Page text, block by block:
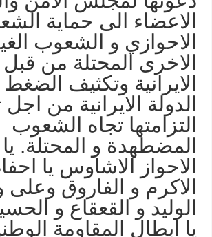
الى حماية
و الشعوب
المحتلة من قبل
وتكثيف الضغط
الايرانية من اجل
تجاه الشعوب
و المحتلة. يا
الاشاوس يا احفاد
و الفاروق وعلى و
و القعقاع و الحسين
ابطال المقاومة